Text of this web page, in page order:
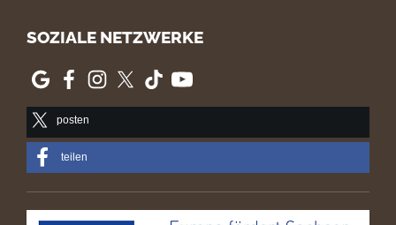
SOZIALE NETZWERKE
posten
teilen